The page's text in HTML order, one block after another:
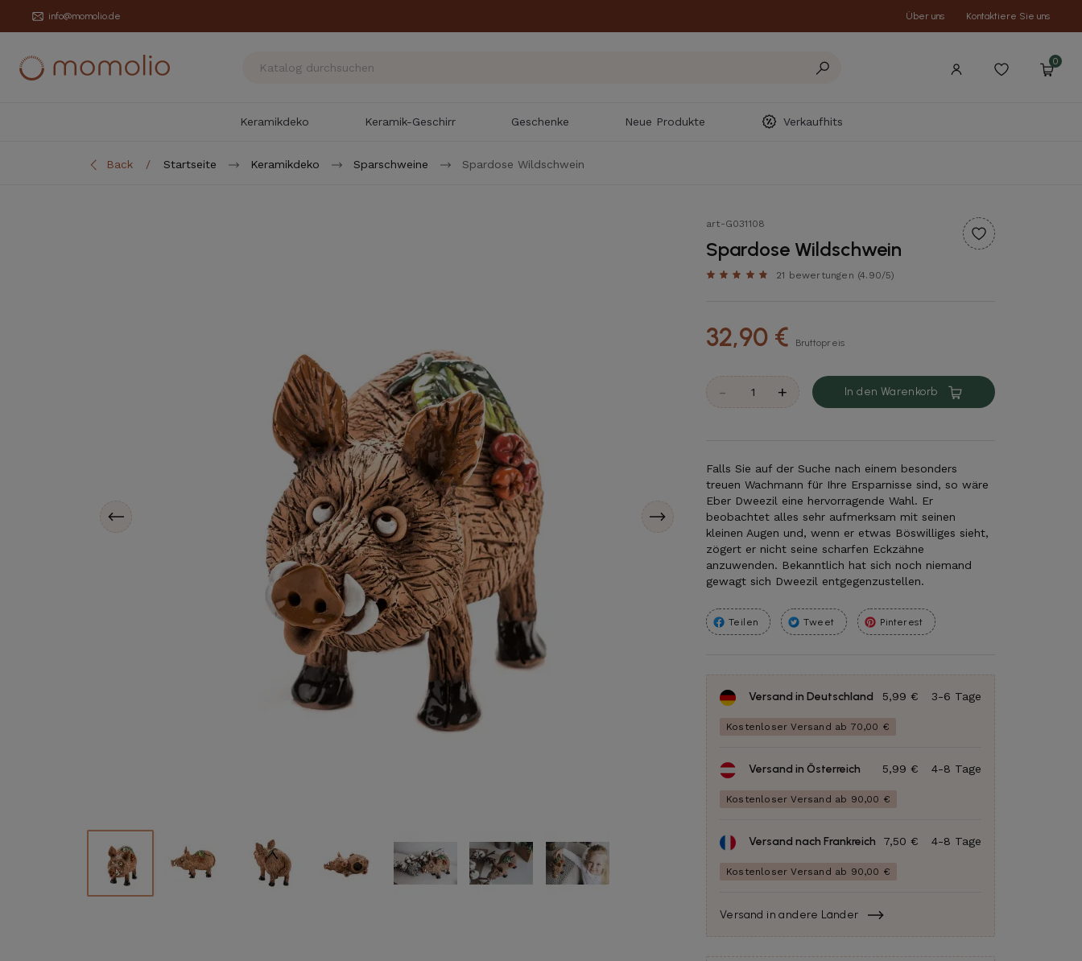
info@momolio.de Über uns Kontaktiere Sie uns
0
Keramikdeko Keramik-Geschirr Geschenke Neue Produkte Verkaufhits
Back Startseite Keramikdeko Sparschweine Spardose Wildschwein
art-G031108
Spardose Wildschwein
21 bewertungen (4.90/5)
32,90 € Bruttopreis
- + In den Warenkorb
Falls Sie auf der Suche nach einem besonders
treuen Wachmann für Ihre Ersparnisse sind, so wäre
Eber Dweezil eine hervorragende Wahl. Er
beobachtet alles sehr aufmerksam mit seinen
kleinen Augen und, wenn er etwas Böswilliges sieht,
zögert er nicht seine scharfen Eckzähne
anzuwenden. Bekanntlich hat sich noch niemand
gewagt sich Dweezil entgegenzustellen.
Teilen Tweet Pinterest
Versand in Deutschland 3-6 Tage
5,99 €
Kostenloser Versand ab 70,00 €
Versand in Österreich 4-8 Tage
5,99 €
Kostenloser Versand ab 90,00 €
Versand nach Frankreich 4-8 Tage
7,50 €
Kostenloser Versand ab 90,00 €
Versand in andere Länder